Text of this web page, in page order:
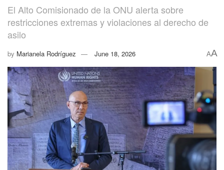
El Alto Comisionado de la ONU alerta sobre
restricciones extremas y violaciones al derecho de
asilo
by Marianela Rodríguez June 18, 2026 AA